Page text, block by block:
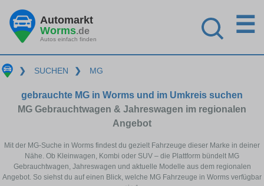
Automarkt
Worms.de
Autos einfach finden
☰
❯ SUCHEN ❯ MG
gebrauchte MG in Worms und im Umkreis suchen
MG Gebrauchtwagen & Jahreswagen im regionalen
Angebot
Mit der MG-Suche in Worms findest du gezielt Fahrzeuge dieser Marke in deiner
Nähe. Ob Kleinwagen, Kombi oder SUV – die Plattform bündelt MG
Gebrauchtwagen, Jahreswagen und aktuelle Modelle aus dem regionalen
Angebot. So siehst du auf einen Blick, welche MG Fahrzeuge in Worms verfügbar